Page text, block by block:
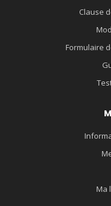
Clause
Formulaire
Ma